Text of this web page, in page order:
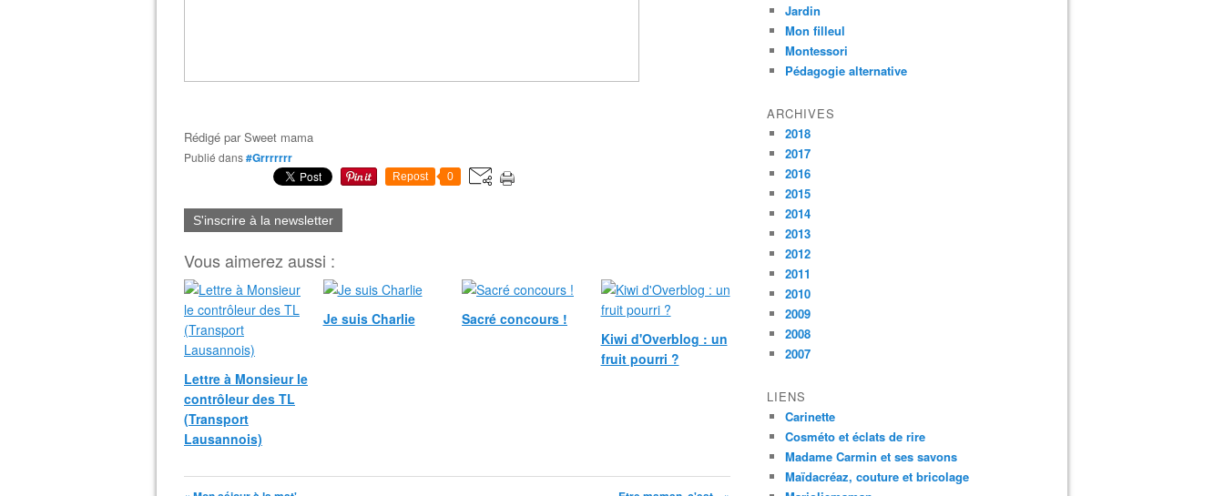
Rédigé parSweet mama
Publié dans#Grrrrrrr
Repost 0
S'inscrire à la newsletter
Vous aimerez aussi :
Lettre à Monsieur le
contrôleur des TL
(Transport
Lausannois)
Je suis Charlie
Sacré concours !
Kiwi d'Overblog : un
fruit pourri ?
Jardin
Mon filleul
Montessori
Pédagogie alternative
ARCHIVES
2018
2017
2016
2015
2014
2013
2012
2011
2010
2009
2008
2007
LIENS
Carinette
Cosméto et éclats de rire
Madame Carmin et ses savons
Maïdacréaz, couture et bricolage